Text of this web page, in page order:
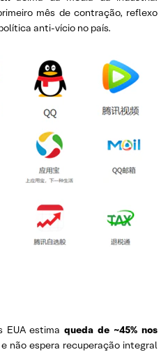
mês de contração, reflexo
anti-vício no país.
EUA estimaqueda de ~45% nos
não espera recuperação integral